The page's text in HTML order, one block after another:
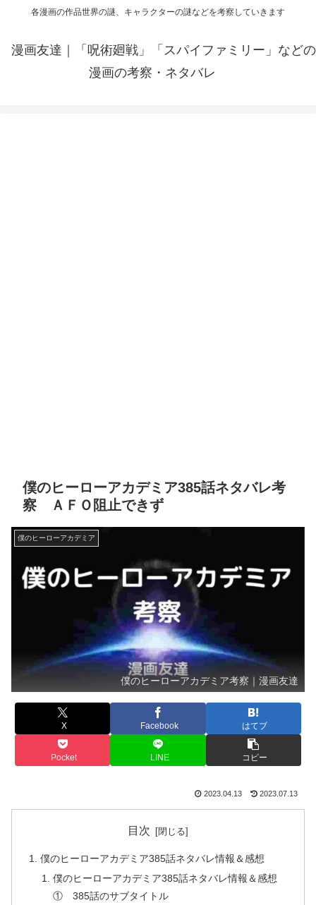
各漫画の作品世界の謎、キャラクターの謎などを考察していきます
漫画友達｜「呪術廻戦」「スパイファミリー」などの
漫画の考察・ネタバレ
僕のヒーローアカデミア385話ネタバレ考
察 ＡＦＯ阻止できず
僕のヒーローアカデミア
僕のヒーローアカデミア考察｜漫画友達
X Facebook はてブ
Pocket LINE コピー
2023.04.13 2023.07.13
目次
僕のヒーローアカデミア385話ネタバレ情報＆感想
僕のヒーローアカデミア385話ネタバレ情報＆感想
① 385話のサブタイトル